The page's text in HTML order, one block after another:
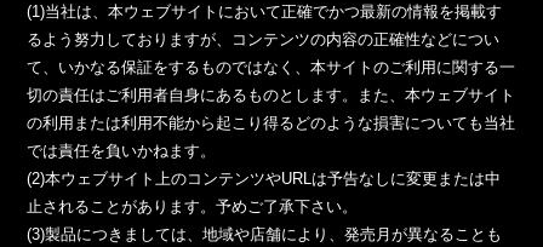
(1)当社は、本ウェブサイトにおいて正確でかつ最新の情報を掲載す
るよう努力しておりますが、コンテンツの内容の正確性などについ
て、いかなる保証をするものではなく、本サイトのご利用に関する一
切の責任はご利用者自身にあるものとします。また、本ウェブサイト
の利用または利用不能から起こり得るどのような損害についても当社
では責任を負いかねます。
(2)本ウェブサイト上のコンテンツやURLは予告なしに変更または中
止されることがあります。予めご了承下さい。
(3)製品につきましては、地域や店舗により、発売月が異なることも